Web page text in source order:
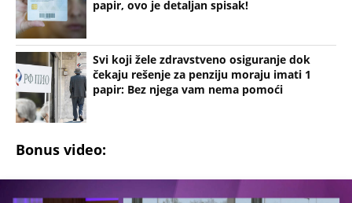
papir, ovo je detaljan spisak!
Svi koji žele zdravstveno osiguranje dok
čekaju rešenje za penziju moraju imati 1
papir: Bez njega vam nema pomoći
Bonus video: